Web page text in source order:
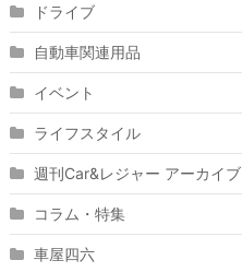
ドライブ
自動車関連用品
イベント
ライフスタイル
週刊Car&レジャー アーカイブ
コラム・特集
車屋四六